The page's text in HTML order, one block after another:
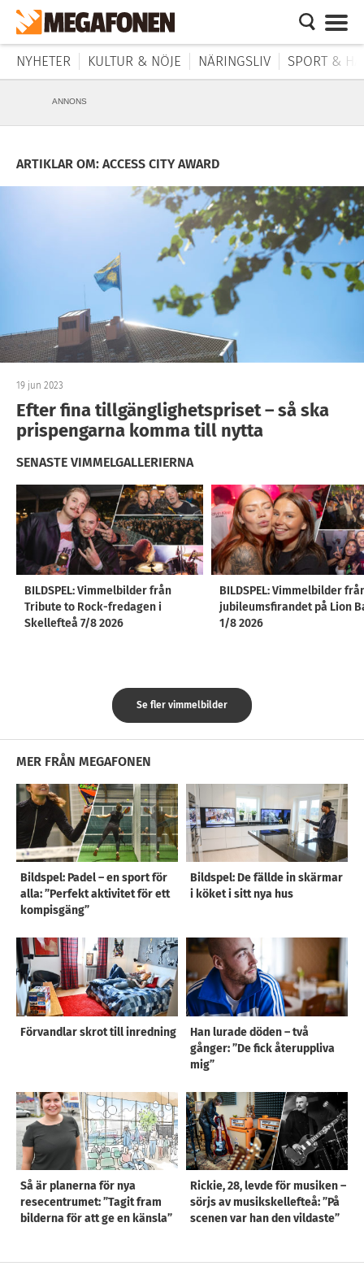
NYHETER KULTUR & NÖJE NÄRINGSLIV SPORT &
ANNONS
ARTIKLAR OM: ACCESS CITY AWARD
19 jun 2023
Efter fina tillgänglighetspriset – så ska
prispengarna komma till nytta
SENASTE VIMMELGALLERIERNA
BILDSPEL: Vimmelbilder från
Tribute to Rock-fredagen i
Skellefteå 7/8 2026
BILDSPEL: Vimmelbilder
jubileumsfirandet på Lion
1/8 2026
Se fler vimmelbilder
MER FRÅN MEGAFONEN
Bildspel: Padel – en sport för
alla: ”Perfekt aktivitet för ett
kompisgäng”
Bildspel: De fällde in skärmar
i köket i sitt nya hus
Förvandlar skrot till inredning
Han lurade döden – två
gånger: ”De fick återuppliva
mig”
Så är planerna för nya
resecentrumet: ”Tagit fram
bilderna för att ge en känsla”
Rickie, 28, levde för musiken –
sörjs av musikskellefteå: ”På
scenen var han den vildaste”